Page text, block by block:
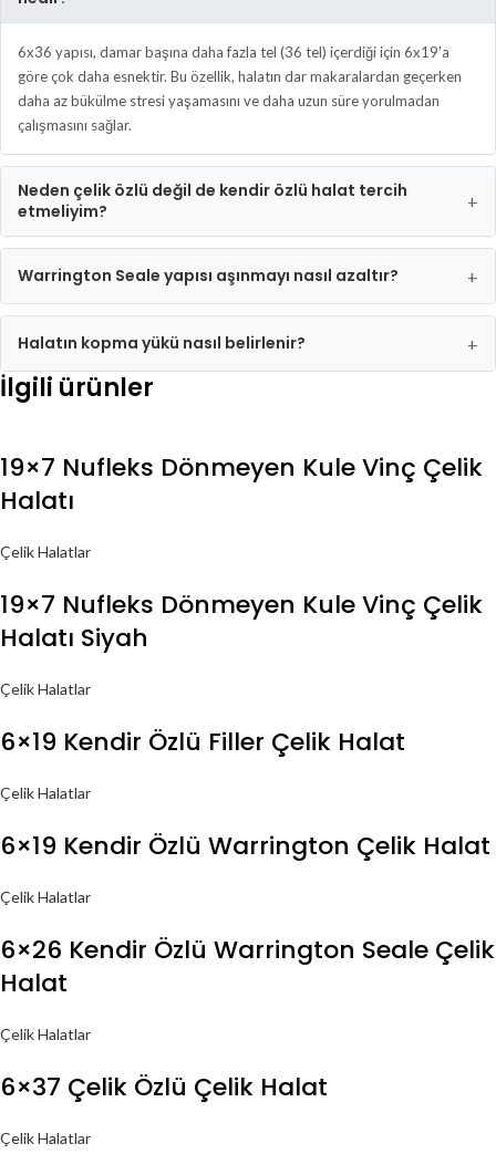
6x36 yapısı, damar başına daha fazla tel (36 tel) içerdiği için 6x19'a
göre çok daha esnektir. Bu özellik, halatın dar makaralardan geçerken
daha az bükülme stresi yaşamasını ve daha uzun süre yorulmadan
çalışmasını sağlar.
Neden çelik özlü değil de kendir özlü halat tercih
etmeliyim?
+
Warrington Seale yapısı aşınmayı nasıl azaltır? +
Halatın kopma yükü nasıl belirlenir? +
İlgili ürünler
19×7 Nufleks Dönmeyen Kule Vinç Çelik
Halatı
Çelik Halatlar
19×7 Nufleks Dönmeyen Kule Vinç Çelik
Halatı Siyah
Çelik Halatlar
6×19 Kendir Özlü Filler Çelik Halat
Çelik Halatlar
6×19 Kendir Özlü Warrington Çelik Halat
Çelik Halatlar
6×26 Kendir Özlü Warrington Seale Çelik
Halat
Çelik Halatlar
6×37 Çelik Özlü Çelik Halat
Çelik Halatlar